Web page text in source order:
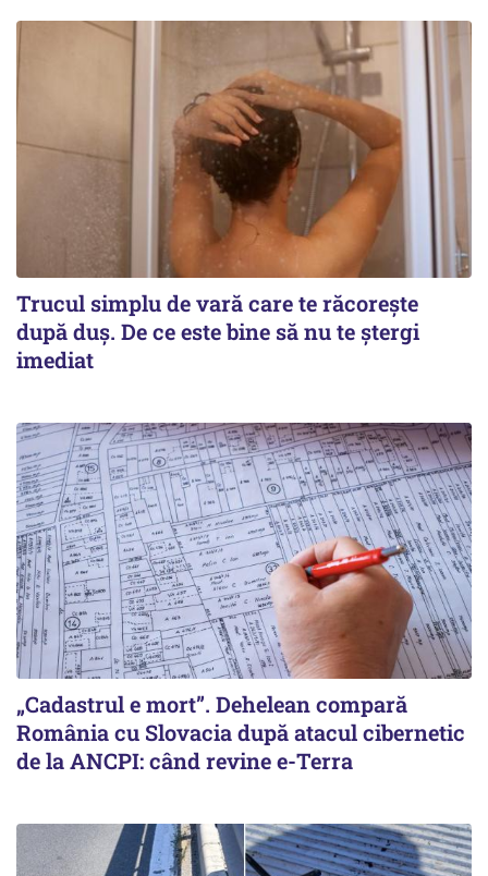
Trucul simplu de vară care te răcorește
după duș. De ce este bine să nu te ștergi
imediat
„Cadastrul e mort”. Dehelean compară
România cu Slovacia după atacul cibernetic
de la ANCPI: când revine e-Terra